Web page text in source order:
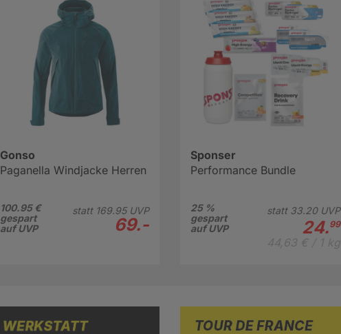
Gonso
Paganella Windjacke Herren
100.95 €
gespart
auf UVP
statt 169.95UVP
69.-
Sponser
Performance Bundle
25 %
gespart
auf UVP
statt 33.20UVP
24.99